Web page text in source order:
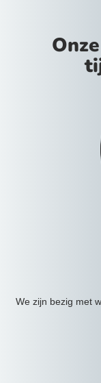
We zijn bezig met